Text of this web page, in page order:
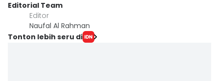
Editorial Team
Editor
Naufal Al Rahman
Tonton lebih seru di